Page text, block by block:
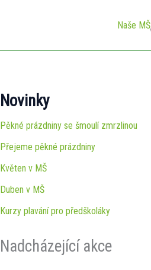
Naše MŠ
Novinky
Pěkné prázdniny se šmoulí zmrzlinou
Přejeme pěkné prázdniny
Květen v MŠ
Duben v MŠ
Kurzy plavání pro předškoláky
Nadcházející akce